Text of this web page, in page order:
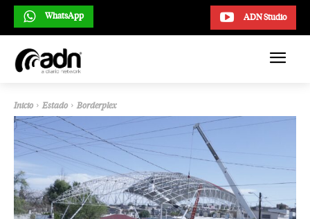
ADN Studio
WhatsApp
Inicio Estado Borderplex